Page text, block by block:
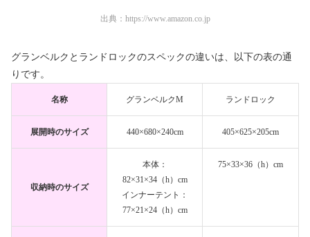
出典： https://www.amazon.co.jp
グランベルクとランドロックのスペックの違いは、以下の表の通
りです。
名称 グランベルクM ランドロック
展開時のサイズ 440×680×240cm 405×625×205cm
収納時のサイズ
本体：
82×31×34（h）cm
インナーテント：
77×21×24（h）cm
75×33×36（h）cm